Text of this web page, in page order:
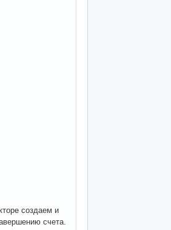
создаем и
счета.